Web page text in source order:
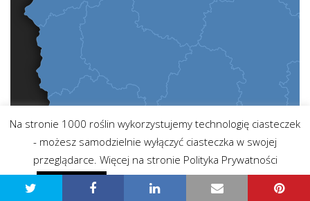
Na stronie 1000 roślin wykorzystujemy technologię ciasteczek
- możesz samodzielnie wyłączyć ciasteczka w swojej
przeglądarce. Więcej na stronie Polityka Prywatności
Zgadzam się Polityka prywatności - przeczytaj